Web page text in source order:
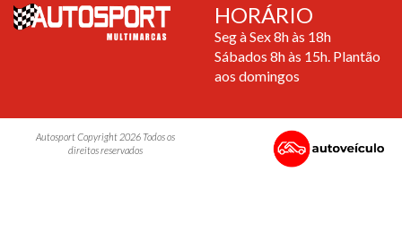
HORÁRIO
Seg à Sex 8h às 18h
Sábados 8h às 15h. Plantão
aos domingos
Autosport Copyright 2026 Todos os
direitos reservados